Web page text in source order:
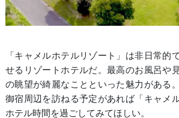
「キャメルホテルリゾート」は非日常的
せるリゾートホテルだ。最高のお風呂や
の眺望が綺麗なことといった魅力がある
御宿周辺を訪ねる予定があれば「キャメ
ホテル時間を過ごしてみてほしい。